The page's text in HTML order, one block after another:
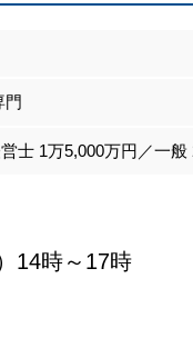
門
士 1万5,000万円／一般
14時～17時